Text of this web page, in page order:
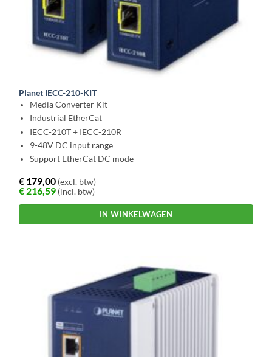
Planet IECC-210-KIT
Media Converter Kit
Industrial EtherCat
IECC-210T + IECC-210R
9-48V DC input range
Support EtherCat DC mode
€ 179,00 (excl. btw)
€ 216,59 (incl. btw)
IN WINKELWAGEN